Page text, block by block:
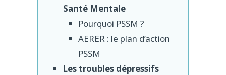
Santé Mentale
Pourquoi PSSM ?
AERER : le plan d’action
PSSM
Les troubles dépressifs